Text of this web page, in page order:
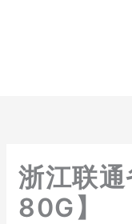
浙江联
80G】